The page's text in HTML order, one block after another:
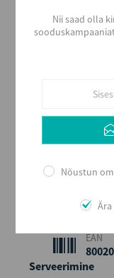
Maitse
Kuiv
12
Maht
EAN
Serveerimine
Nii saad olla
Nõustun